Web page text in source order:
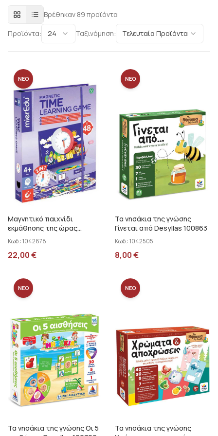
LEXIBOOK
Lisciani
moses
STUDIO CIRCUS
SVOORA
The purple cow
Uncle Milton
Βρέθηκαν 89 προϊόντα
Προϊόντα: 24 Ταξινόμηση: Τελευταία Προϊόντα
ΝΕΟ
Μαγνητικό παιχνίδι
εκμάθησης της ώρας
mierEdu ME3206
Κωδ.:1042678
22,00€
ΝΕΟ
Τα νησάκια της γνώσης
Γίνεται από Desyllas 100863
Κωδ.:1042505
8,00€
ΝΕΟ
Τα νησάκια της γνώσης Οι 5
ΝΕΟ
Τα νησάκια της γνώσης